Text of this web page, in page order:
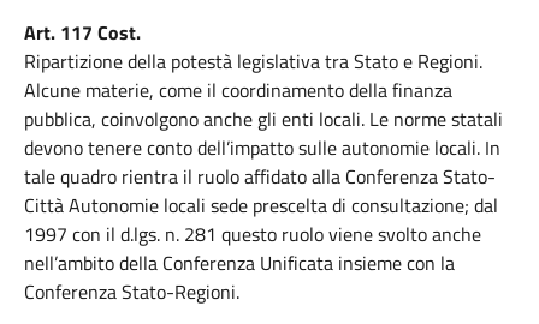
Art. 117 Cost.
Ripartizione della potestà legislativa tra Stato e Regioni.
Alcune materie, come il coordinamento della finanza
pubblica, coinvolgono anche gli enti locali. Le norme statali
devono tenere conto dell’impatto sulle autonomie locali. In
tale quadro rientra il ruolo affidato alla Conferenza Stato-
Città Autonomie locali sede prescelta di consultazione; dal
1997 con il d.lgs. n. 281 questo ruolo viene svolto anche
nell’ambito della Conferenza Unificata insieme con la
Conferenza Stato-Regioni.